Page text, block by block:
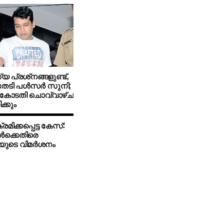
പ്രശ്‌നങ്ങളുണ്ട്,
പള്‍സര്‍ സുനി;
ചൊവ്വാഴ്ച
കേസ്:
വിമര്‍ശനം